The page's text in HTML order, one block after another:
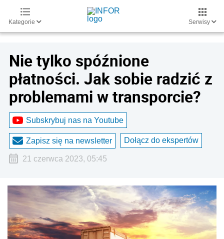
Kategorie Serwisy
Nie tylko spóźnione
płatności. Jak sobie radzić z
problemami w transporcie?
Subskrybuj nas na Youtube
Zapisz się na newsletter Dołącz do ekspertów
21 czerwca 2023, 05:45